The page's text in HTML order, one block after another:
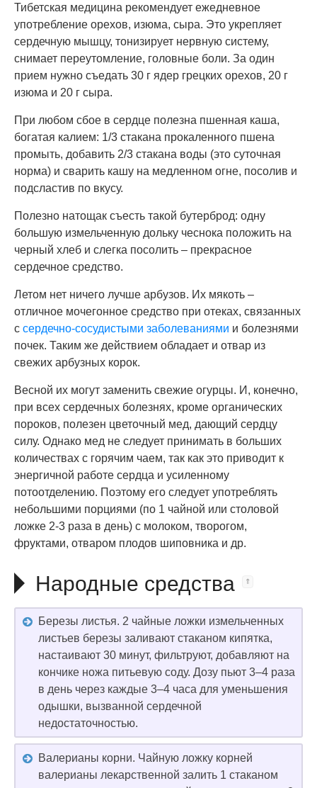
Тибетская медицина рекомендует ежедневное
употребление орехов, изюма, сыра. Это укрепляет
сердечную мышцу, тонизирует нервную систему,
снимает переутомление, головные боли. За один
прием нужно съедать 30 г ядер грецких орехов, 20 г
изюма и 20 г сыра.
При любом сбое в сердце полезна пшенная каша,
богатая калием: 1/3 стакана прокаленного пшена
промыть, добавить 2/3 стакана воды (это суточная
норма) и сварить кашу на медленном огне, посолив и
подсластив по вкусу.
Полезно натощак съесть такой бутерброд: одну
большую измельченную дольку чеснока положить на
черный хлеб и слегка посолить – прекрасное
сердечное средство.
Летом нет ничего лучше арбузов. Их мякоть –
отличное мочегонное средство при отеках, связанных
с сердечно-сосудистыми заболеваниями и болезнями
почек. Таким же действием обладает и отвар из
свежих арбузных корок.
Весной их могут заменить свежие огурцы. И, конечно,
при всех сердечных болезнях, кроме органических
пороков, полезен цветочный мед, дающий сердцу
силу. Однако мед не следует принимать в больших
количествах с горячим чаем, так как это приводит к
энергичной работе сердца и усиленному
потоотделению. Поэтому его следует употреблять
небольшими порциями (по 1 чайной или столовой
ложке 2-3 раза в день) с молоком, творогом,
фруктами, отваром плодов шиповника и др.
Народные средства
Березы листья. 2 чайные ложки измельченных
листьев березы заливают стаканом кипятка,
настаивают 30 минут, фильтруют, добавляют на
кончике ножа питьевую соду. Дозу пьют 3–4 раза
в день через каждые 3–4 часа для уменьшения
одышки, вызванной сердечной
недостаточностью.
Валерианы корни. Чайную ложку корней
валерианы лекарственной залить 1 стаканом